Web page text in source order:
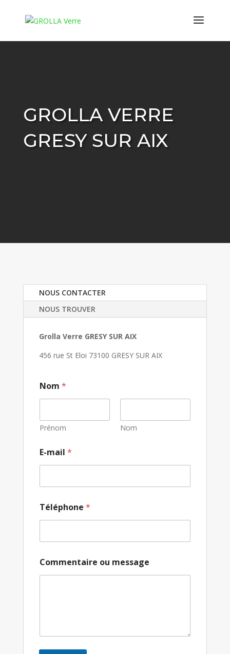
GROLLA VERRE
GRESY SUR AIX
NOUS CONTACTER
NOUS TROUVER
Grolla Verre GRESY SUR AIX
456 rue St Eloi 73100 GRESY SUR AIX
Nom *
Prénom Nom
E-mail *
Téléphone *
Commentaire ou message